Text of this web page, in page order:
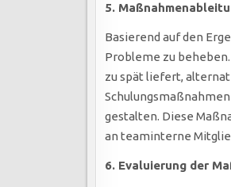
5.
Basierend auf den
Probleme zu
zu spät liefert,
gestalten. Diese
an teaminterne
6. Evaluierung der